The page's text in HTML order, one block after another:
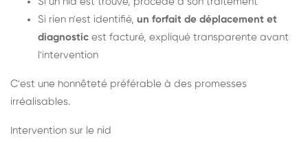
Si rien n'est identifié, un forfait de déplacement et
diagnostic est facturé, expliqué transparente avant
l'intervention
C'est une honnêteté préférable à des promesses
irréalisables.
Intervention sur le nid